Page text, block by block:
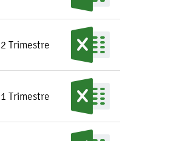
2 Trimestre
1 Trimestre